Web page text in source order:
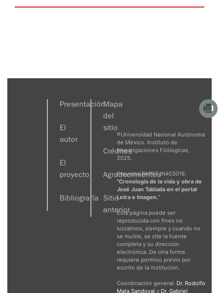
Presentación
El
autor
El
proyecto
Bibliografía
Mapa
del
sitio
Créditos
Agradecimientos
Sitio
anterior
®Universidad Nacional Autónoma
de México. Instituto de
Investigaciones Filólogicas,
2025.
Proyecto PAPIIT IN403019.
"Cronología de la vida y obra de
José Juan Tablada en el portal
Letra e Imagen."
Esta página puede ser
reproducida con fines no
lucrativos, siempre y cuando no
se mutile, se cite la fuente
completa y su dirección
electrónica. De otra forma
requiere permiso previo por
escrito de la institución.
Coordinación general: Dr. Rodolfo
Mata Sandoval y Dr. Gabriel